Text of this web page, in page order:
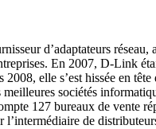
d’adaptateurs réseau,
En 2007, D-Link
elle s’est hissée en
sociétés
127 bureaux de vente
de